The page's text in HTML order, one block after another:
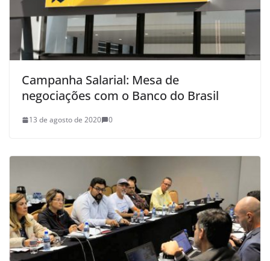
Campanha Salarial: Mesa de
negociações com o Banco do Brasil
13 de agosto de 2020 0